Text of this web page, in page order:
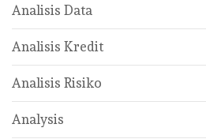
Analisis Data
Analisis Kredit
Analisis Risiko
Analysis